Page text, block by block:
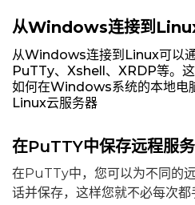
从Windows连接到
从Windows连接到Linux可以
PuTTy、Xshell、XRDP等。
如何在Windows系统的本地电
Linux云服务器
在PuTTY中保存远程服
在PuTTy中，您可以为不同的
话并保存，这样您就不必每次都